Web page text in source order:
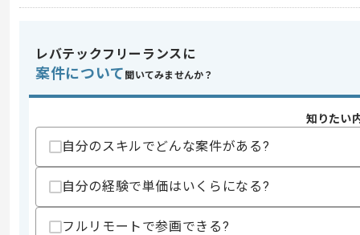
・要件定義や基本設計のフェーズ経験
上記に似た経験やスキルをお持ちであれば申
精算・お支払い
精算条件
有
精算基準時間
160時間〜180時間
レバテックフリーランスに
案件について 聞いてみませんか？
知りたい
自分のスキルでどんな案件がある?
自分の経験で単価はいくらになる?
フルリモートで参画できる?